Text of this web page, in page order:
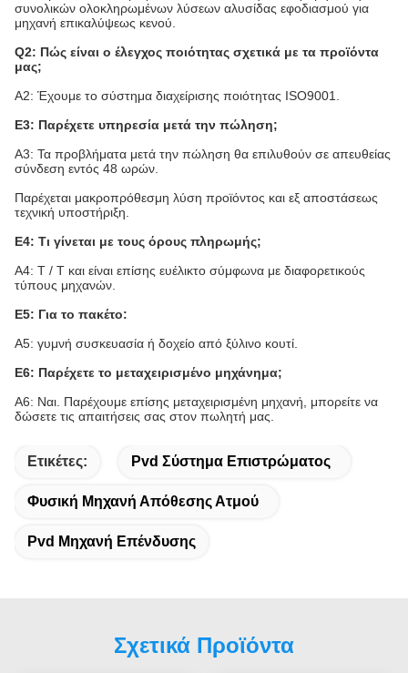
συνολικών ολοκληρωμένων λύσεων αλυσίδας εφοδιασμού για
μηχανή επικαλύψεως κενού.
Q2: Πώς είναι ο έλεγχος ποιότητας σχετικά με τα προϊόντα
μας;
Α2: Έχουμε το σύστημα διαχείρισης ποιότητας ISO9001.
Ε3: Παρέχετε υπηρεσία μετά την πώληση;
Α3: Τα προβλήματα μετά την πώληση θα επιλυθούν σε απευθείας
σύνδεση εντός 48 ωρών.
Παρέχεται μακροπρόθεσμη λύση προϊόντος και εξ αποστάσεως
τεχνική υποστήριξη.
Ε4: Τι γίνεται με τους όρους πληρωμής;
Α4: T / T και είναι επίσης ευέλικτο σύμφωνα με διαφορετικούς
τύπους μηχανών.
Ε5: Για το πακέτο:
Α5: γυμνή συσκευασία ή δοχείο από ξύλινο κουτί.
Ε6: Παρέχετε το μεταχειρισμένο μηχάνημα;
Α6: Ναι. Παρέχουμε επίσης μεταχειρισμένη μηχανή, μπορείτε να
δώσετε τις απαιτήσεις σας στον πωλητή μας.
Ετικέτες: Pvd Σύστημα Επιστρώματος
Φυσική Μηχανή Απόθεσης Ατμού
Pvd Μηχανή Επένδυσης
Σχετικά Προϊόντα